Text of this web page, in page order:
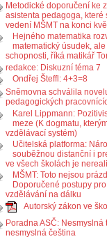
Metodické doporučení ke
asistenta pedagoga, které
vedení MŠMT na konci
Hejného matematika
matematický úsudek,
schopnosti, říká matikář
redakce: Diskuzní téma 7
Ondřej Šteffl: 4+3=8
Sněmovna schválila
pedagogických
Karel Lippmann:
meze (K dogmatu,
vzdělávací systém)
Učitelská platforma:
souběžnou distanční i
ve všech školách je
MŠMT: Toto nejsou
Doporučené postupy
vzdělávání na dálku
Autorský zákon ve
Poradna ASČ: Nesmyslná
nesmyslná čeština